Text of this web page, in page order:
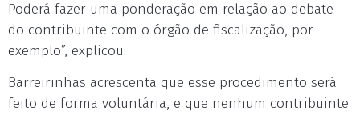
Poderá fazer uma ponderação em relação ao debate
do contribuinte com o órgão de fiscalização, por
exemplo”, explicou.
Barreirinhas acrescenta que esse procedimento será
feito de forma voluntária, e que nenhum contribuinte